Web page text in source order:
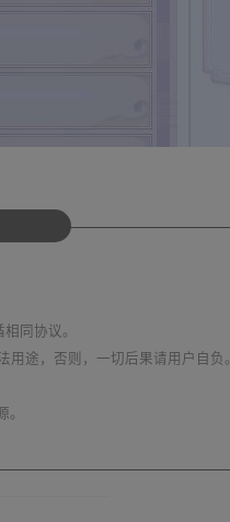
同协议。
途，否则，一切后果请用户自负。